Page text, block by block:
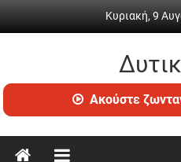
Κυριακή, 9
Ραδιόφωνο
•
ενημέρωση
Ακούστε